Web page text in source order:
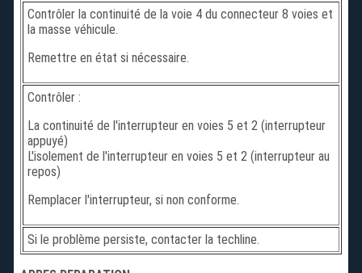
Contrôler la continuité de la voie 4 du connecteur 8 voies et
la masse véhicule.
Remettre en état si nécessaire.
Contrôler :
La continuité de l'interrupteur en voies 5 et 2 (interrupteur
appuyé)
L'isolement de l'interrupteur en voies 5 et 2 (interrupteur au
repos)
Remplacer l'interrupteur, si non conforme.
Si le problème persiste, contacter la techline.